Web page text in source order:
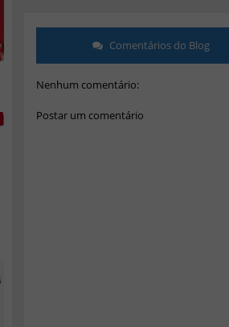
Comentários do Blog
Nenhum comentário:
Postar um comentário